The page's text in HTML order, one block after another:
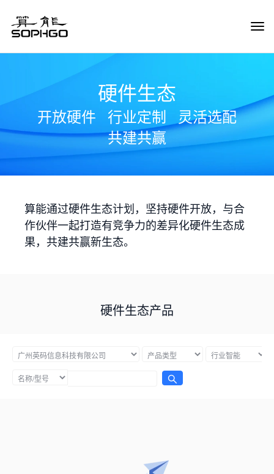
硬件生态
开放硬件 行业定制
灵活选配
共建共赢
算能通过硬件生态计划，坚持硬件开放，与合
作伙伴一起打造有竞争力的差异化硬件生态成
果，共建共赢新生态。
硬件生态产品